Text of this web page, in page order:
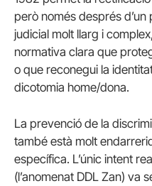
però només després
judicial molt llarg i
normativa clara que
o que reconegui la
dicotomia home/dona.
La prevenció de la
també està molt
específica. L’únic intent
(l’anomenat DDL Zan) va